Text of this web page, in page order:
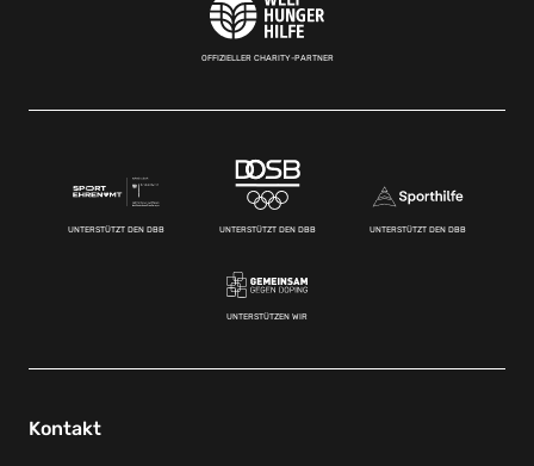
OFFIZIELLER CHARITY-PARTNER
UNTERSTÜTZT DEN DBB UNTERSTÜTZT DEN DBB UNTERSTÜTZT DEN DBB
UNTERSTÜTZEN WIR
Kontakt